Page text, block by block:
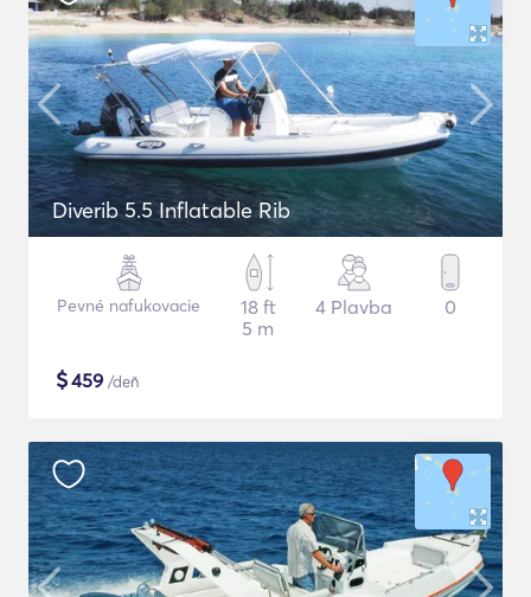
Diverib 5.5 Inflatable Rib
Pevné nafukovacie
18 ft
5 m
4 Plavba 0
$459 /deň